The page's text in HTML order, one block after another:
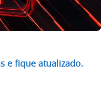
e fique atualizado.